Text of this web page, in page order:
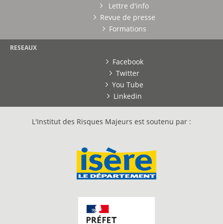
Lettre d'info
Revue de presse
Formations
RESEAUX
Facebook
Twitter
You Tube
Linkedin
L'Institut des Risques Majeurs est soutenu par :